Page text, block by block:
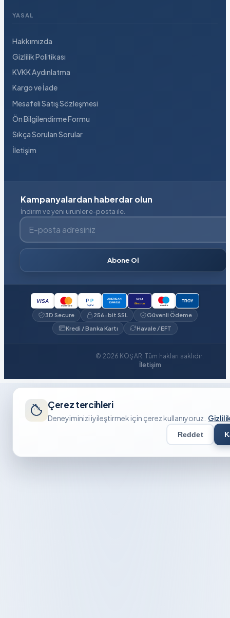
YASAL
Hakkımızda
Gizlilik Politikası
KVKK Aydınlatma
Kargo ve İade
Mesafeli Satış Sözleşmesi
Ön Bilgilendirme Formu
Sıkça Sorulan Sorular
İletişim
Kampanyalardan haberdar olun
İndirim ve yeni ürünler e-posta ile.
E-posta adresiniz
Abone Ol
VISA
mastercard
P P
PayPal
AMERICAN
EXPRESS
VISA
Electron
maestro
TROY
3D Secure 256-bit SSL
Güvenli Ödeme
Kredi / Banka Kartı
Havale / EFT
© 2026 KOŞAR. Tüm hakları saklıdır.
İletişim
Çerez tercihleri
Deneyiminizi iyileştirmek için çerez kullanıyoruz.
Reddet